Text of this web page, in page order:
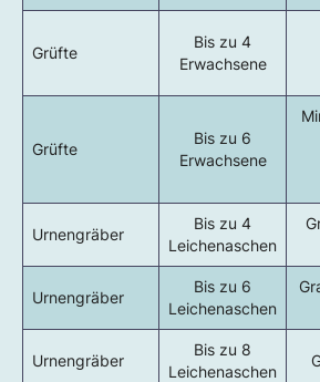
Grüfte
Bis zu 4
Erwachsene
Grüfte
Bis zu 6
Erwachsene
Urnengräber
Bis zu 4
Leichenaschen
Urnengräber
Bis zu 6
Leichenaschen
Urnengräber
Bis zu 8
Leichenaschen